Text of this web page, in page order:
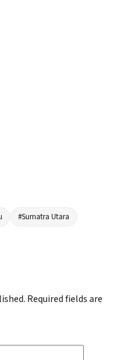
#Sumatra Utara
Required fields are